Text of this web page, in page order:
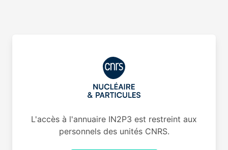
L'accès à l'annuaire IN2P3 est restreint aux
personnels des unités CNRS.